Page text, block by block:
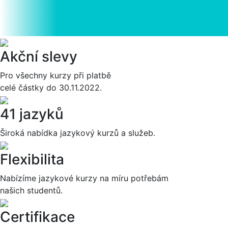
Akční slevy
Pro všechny kurzy při platbě
celé částky do 30.11.2022.
41 jazyků
Široká nabídka jazykový kurzů a služeb.
Flexibilita
Nabízíme jazykové kurzy na míru potřebám
našich studentů.
Certifikace